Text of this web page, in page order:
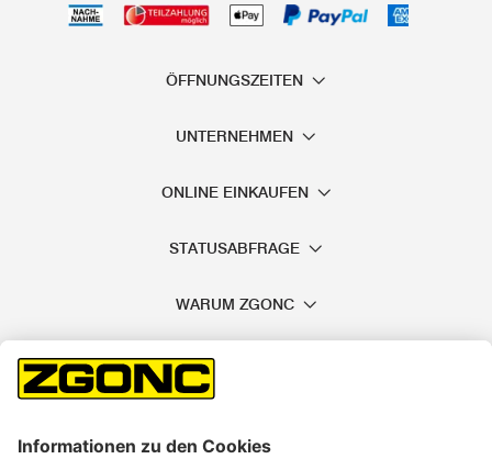
ÖFFNUNGSZEITEN
UNTERNEHMEN
ONLINE EINKAUFEN
STATUSABFRAGE
WARUM ZGONC